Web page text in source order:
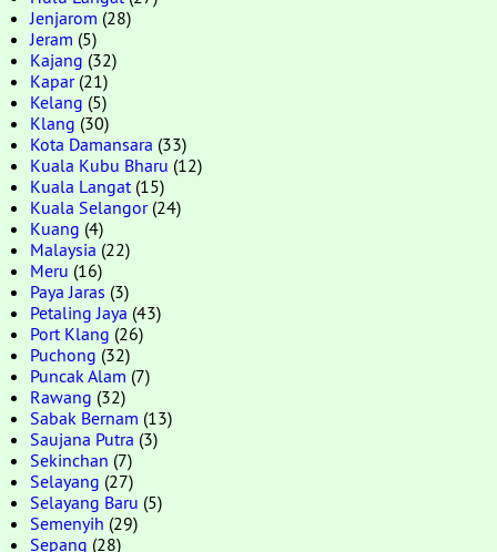
Jenjarom (28)
Jeram (5)
Kajang (32)
Kapar(21)
Kelang (5)
Klang (30)
Kota Damansara (33)
Kuala Kubu Bharu (12)
Kuala Langat(15)
Kuala Selangor(24)
Kuang (4)
Malaysia (22)
Meru (16)
Paya Jaras (3)
Petaling Jaya (43)
Port Klang (26)
Puchong (32)
Puncak Alam (7)
Rawang (32)
Sabak Bernam (13)
Saujana Putra (3)
Sekinchan (7)
Selayang (27)
Selayang Baru (5)
Semenyih (29)
Sepang (28)